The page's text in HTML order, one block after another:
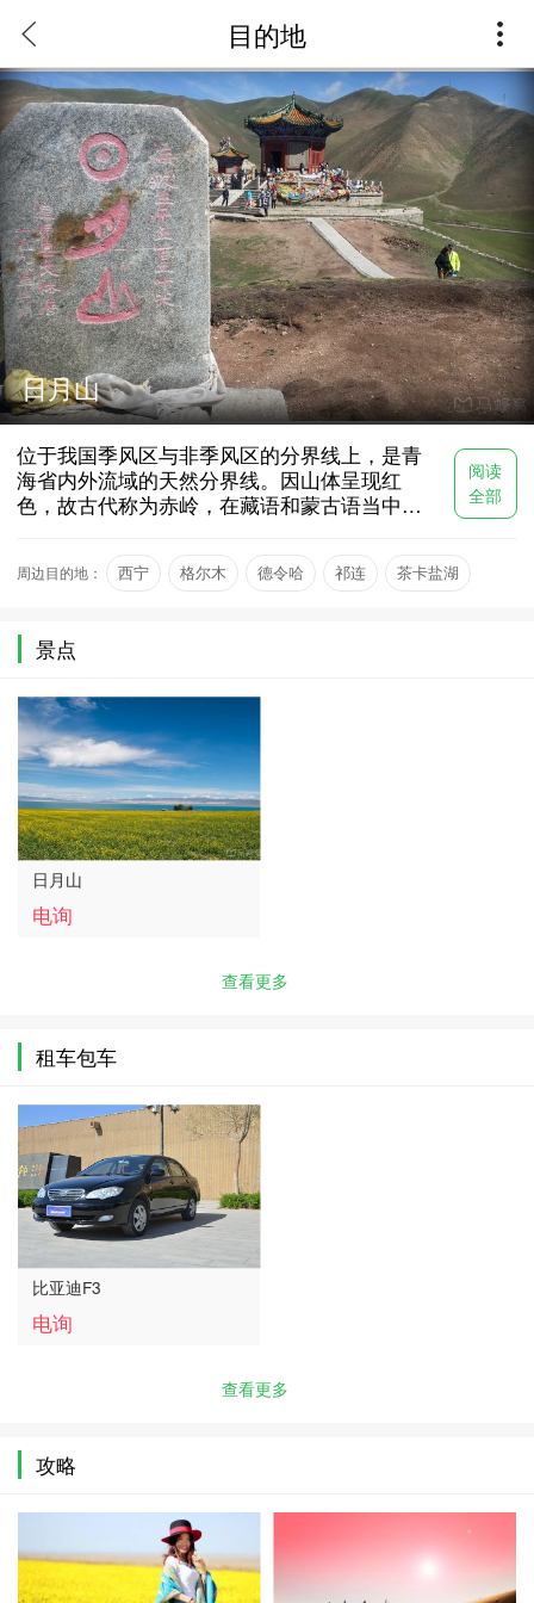
目的地
日月山
位于我国季风区与非季风区的分界线上，是青
海省内外流域的天然分界线。因山体呈现红
色，故古代称为赤岭，在藏语和蒙古语当中日
镜抛在两座小山上，东边映着…
阅读
全部
周边目的地： 西宁 格尔木 德令哈 祁连
茶卡盐湖
景点
日月山
电询
查看更多
租车包车
比亚迪F3
电询
查看更多
攻略
位于我国季风区与非季风区的分界线上，是青海省内外流域
的天然分界线。因山体呈现红色，故古代称为赤岭，在藏语
和蒙古语当中日月山是太阳和月亮的意思。相传文成公主把
宝镜抛在两座小山上，东边映着落日的余晖，西边照着初升
的月亮，日月山因此而得名。日月山东侧一派塞上江南风
光，西侧草原辽阔，牛羊成群，一幅塞外景色，两侧的反差
在国内很罕见。